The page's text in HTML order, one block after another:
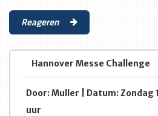
Reageren
Hannover Messe Challenge
Door: Muller | Datum: Zondag
uur